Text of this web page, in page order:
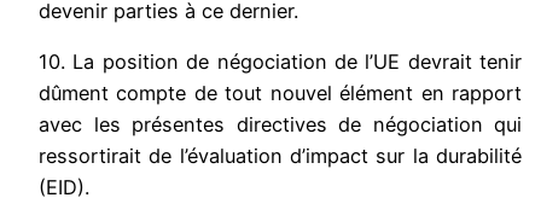
devenir parties à ce dernier.
10. La position de négociation de l’UE devrait tenir
dûment compte de tout nouvel élément en rapport
avec les présentes directives de négociation qui
ressortirait de l’évaluation d’impact sur la durabilité
(EID).